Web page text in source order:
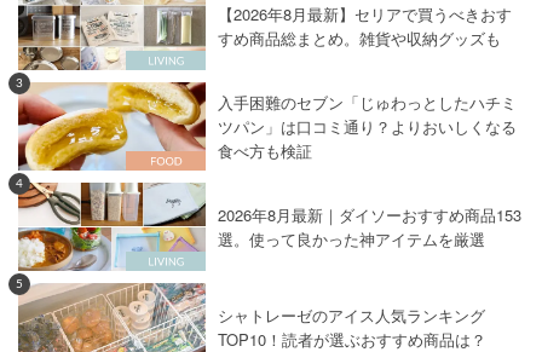
【2026年8月最新】セリアで買うべきおす
すめ商品総まとめ。雑貨や収納グッズも
3
入手困難のセブン「じゅわっとしたハチミ
ツパン」は口コミ通り？よりおいしくなる
食べ方も検証
4
2026年8月最新｜ダイソーおすすめ商品153
選。使って良かった神アイテムを厳選
5
シャトレーゼのアイス人気ランキング
TOP10！読者が選ぶおすすめ商品は？